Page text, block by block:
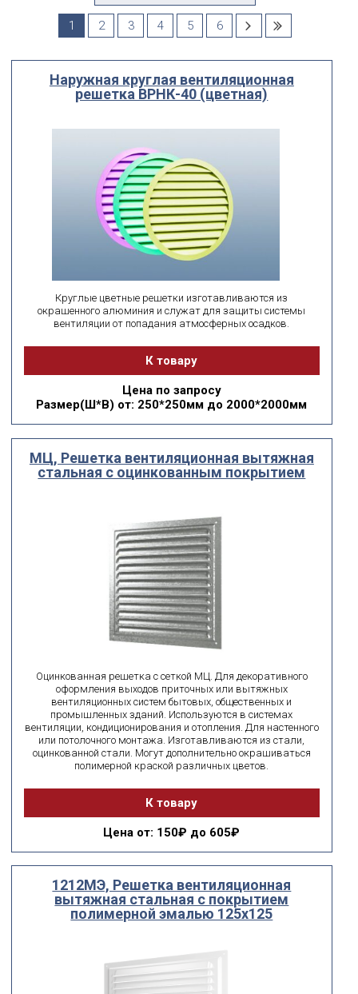
По посадочному размеру
ширина
высота
поиск по id
Сбросить фильтр подобрать
1 2 3 4 5 6
Наружная круглая вентиляционная
решетка ВРНК-40 (цветная)
Круглые цветные решетки изготавливаются из
окрашенного алюминия и служат для защиты системы
вентиляции от попадания атмосферных осадков.
К товару
Цена по запросу
Размер(Ш*В) от: 250*250мм до 2000*2000мм
МЦ, Решетка вентиляционная вытяжная
стальная с оцинкованным покрытием
Оцинкованная решетка с сеткой МЦ. Для декоративного
оформления выходов приточных или вытяжных
вентиляционных систем бытовых, общественных и
промышленных зданий. Используются в системах
вентиляции, кондиционирования и отопления. Для настенного
или потолочного монтажа. Изготавливаются из стали,
оцинкованной стали. Могут дополнительно окрашиваться
полимерной краской различных цветов.
К товару
Цена от: 150₽ до 605₽
1212МЭ, Решетка вентиляционная
вытяжная стальная с покрытием
полимерной эмалью 125х125